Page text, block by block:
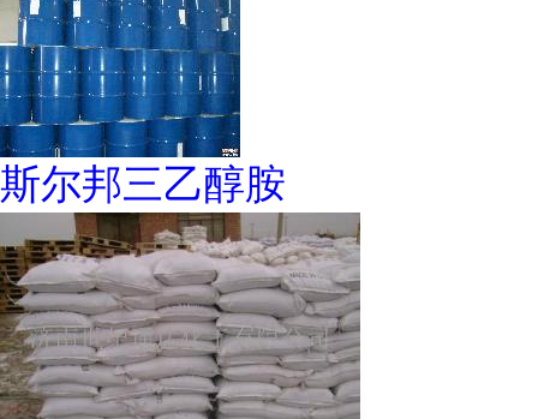
斯尔邦三乙醇胺